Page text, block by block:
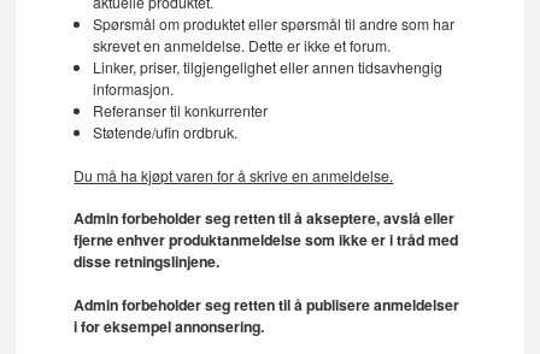
Spørsmål om produktet eller spørsmål til andre som har
skrevet en anmeldelse. Dette er ikke et forum.
Linker, priser, tilgjengelighet eller annen tidsavhengig
informasjon.
Referanser til konkurrenter
Støtende/ufin ordbruk.
Du må ha kjøpt varen for å skrive en anmeldelse.
Admin forbeholder seg retten til å akseptere, avslå eller
fjerne enhver produktanmeldelse som ikke er i tråd med
disse retningslinjene.
Admin forbeholder seg retten til å publisere anmeldelser
i for eksempel annonsering.